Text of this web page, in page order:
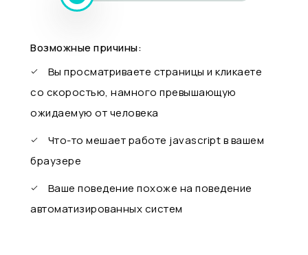
Возможные причины:
Вы просматриваете страницы и кликаете
со скоростью, намного превышающую
ожидаемую от человека
Что-то мешает работе javascript в вашем
браузере
Ваше поведение похоже на поведение
автоматизированных систем